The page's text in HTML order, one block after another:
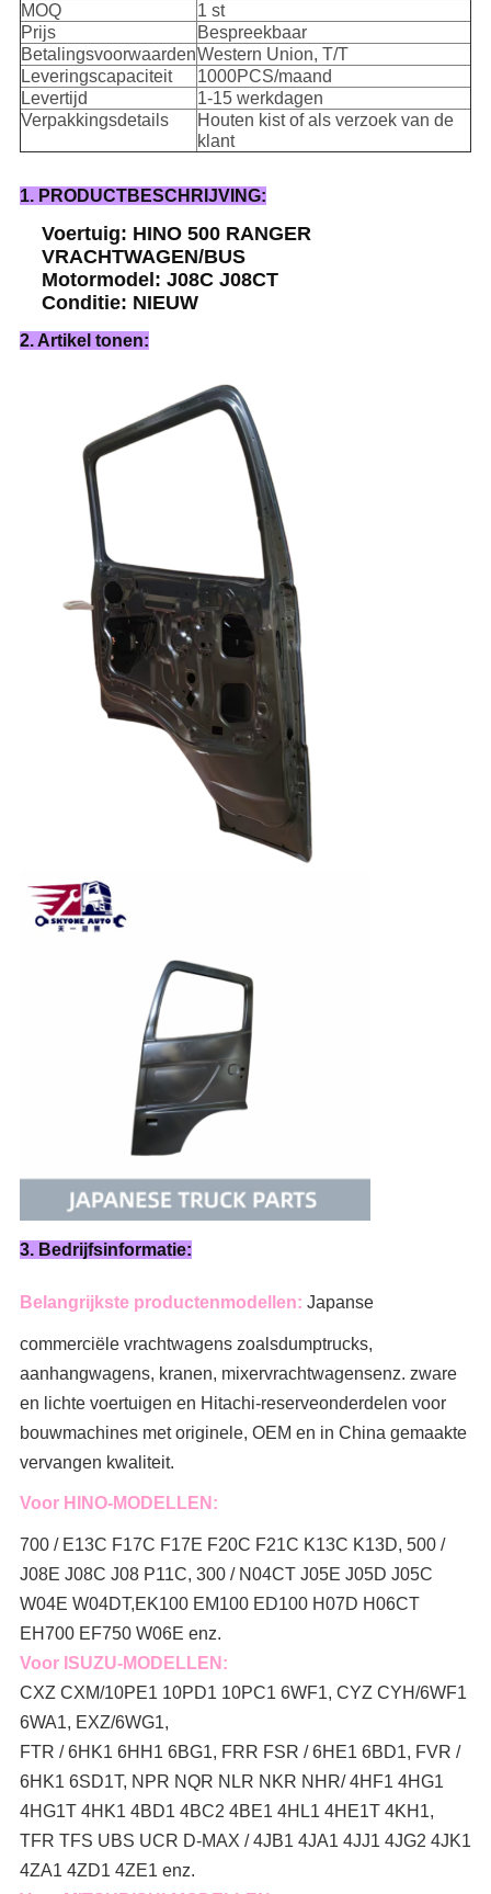
MOQ
1 st
Prijs
Bespreekbaar
BetalingsvoorwaardenWestern Union, T/T
Leveringscapaciteit
1000PCS/maand
Levertijd
1-15 werkdagen
Verpakkingsdetails
Houten kist of als verzoek van de
klant
1. PRODUCTBESCHRIJVING:
Voertuig: HINO 500 RANGER
VRACHTWAGEN/BUS
Motormodel: J08C J08CT
Conditie: NIEUW
2. Artikel tonen:
3. Bedrijfsinformatie:
Belangrijkste productenmodellen: Japanse
commerciële vrachtwagens zoalsdumptrucks,
aanhangwagens, kranen, mixervrachtwagensenz. zware
en lichte voertuigen en Hitachi-reserveonderdelen voor
bouwmachines met originele, OEM en in China gemaakte
vervangen kwaliteit.
Voor HINO-MODELLEN:
700 / E13C F17C F17E F20C F21C K13C K13D, 500 /
J08E J08C J08 P11C, 300 / N04CT J05E J05D J05C
W04E W04DT,EK100 EM100 ED100 H07D H06CT
EH700 EF750 W06E enz.
Voor ISUZU-MODELLEN:
CXZ CXM/10PE1 10PD1 10PC1 6WF1, CYZ CYH/6WF1
6WA1, EXZ/6WG1,
FTR / 6HK1 6HH1 6BG1, FRR FSR / 6HE1 6BD1, FVR /
6HK1 6SD1T, NPR NQR NLR NKR NHR/ 4HF1 4HG1
4HG1T 4HK1 4BD1 4BC2 4BE1 4HL1 4HE1T 4KH1,
TFR TFS UBS UCR D-MAX / 4JB1 4JA1 4JJ1 4JG2 4JK1
4ZA1 4ZD1 4ZE1 enz.